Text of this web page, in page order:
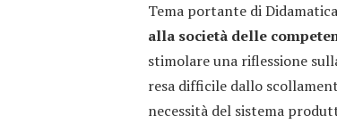
Tema portante di
alla società delle
stimolare una riflessione
resa difficile dallo
necessità del sistema